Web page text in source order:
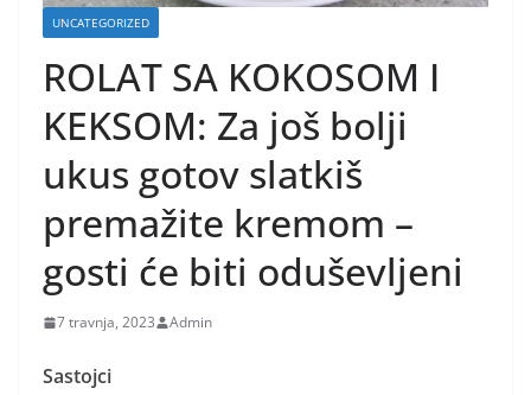
UNCATEGORIZED
ROLAT SA KOKOSOM I
KEKSOM: Za još bolji
ukus gotov slatkiš
premažite kremom –
gosti će biti oduševljeni
7 travnja, 2023 Admin
Sastojci